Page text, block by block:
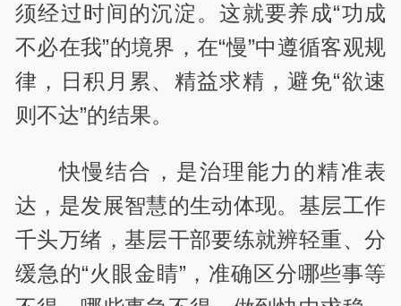
须经过时间的沉淀。这就要养成“功成
不必在我”的境界，在“慢”中遵循客观规
律，日积月累、精益求精，避免“欲速
则不达”的结果。
快慢结合，是治理能力的精准表
达，是发展智慧的生动体现。基层工作
千头万绪，基层干部要练就辨轻重、分
缓急的“火眼金睛”，准确区分哪些事等